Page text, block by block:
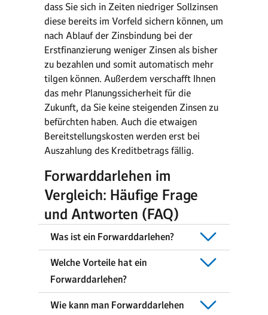
dass Sie sich in Zeiten niedriger Sollzinsen
diese bereits im Vorfeld sichern können, um
nach Ablauf der Zinsbindung bei der
Erstfinanzierung weniger Zinsen als bisher
zu bezahlen und somit automatisch mehr
tilgen können. Außerdem verschafft Ihnen
das mehr Planungssicherheit für die
Zukunft, da Sie keine steigenden Zinsen zu
befürchten haben. Auch die etwaigen
Bereitstellungskosten werden erst bei
Auszahlung des Kreditbetrags fällig.
Forwarddarlehen im
Vergleich: Häufige Frage
und Antworten (FAQ)
Was ist ein Forwarddarlehen?
Welche Vorteile hat ein
Forwarddarlehen?
Wie kann man Forwarddarlehen